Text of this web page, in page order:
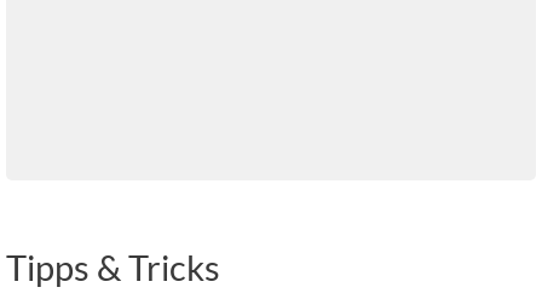
Tipps & Tricks